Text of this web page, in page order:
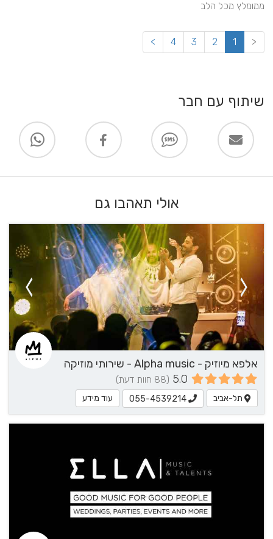
ממומלץ מכל הלב
<
1
2
3
4
>
שיתוף עם חבר
אולי תאהבו גם
אלפא מיוזיק - Alpha music - שירותי מוזיקה
5.0 (88 חוות דעת)
תל-אביב 055-4539214 עוד מידע